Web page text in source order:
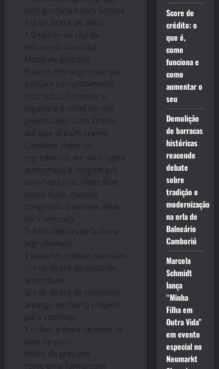
sem gordura e sem lactose
1/2 de xícara de xilitol
1/2 colher de chá de
extrato de baunilha.
Modo de preparo:
Bata os morangos até que
estejam completamente
triturados. Processe o
iogurte e o xilitol em um
processador com lâmina
até que vire um creme.
Combine todos os
ingredientes em uma tigela
apropriada e congele por
uma hora (não deixe ficar
muito duro, mesmo
congelado o sorvete deve
ser cremoso).
3- Mini delícias de banana
Ingredientes:
2 bananas médias maduras
1/4 de xícara de pasta de
amendoim
3/4 de xícara de chocolate
amargo em barra próprio
para cozinhar
1 colher e meia de sopa de
óleo de coco.
Modo de preparo:
Forre uma forma com
Score de
crédito: o
que é,
como
funciona e
como
aumentar o
seu
Demolição
de barracas
históricas
reacende
debate
sobre
tradição e
modernização
na orla de
Balneário
Camboriú
Marcela
Schmidt
lança
“Minha
Filha em
Outra Vida”
em evento
especial no
Neumarkt